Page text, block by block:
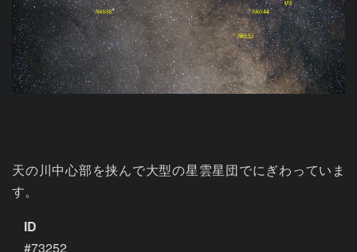
天の川中心部を挟んで大型の星雲星団でにぎわっていま
す。
ID
#73252